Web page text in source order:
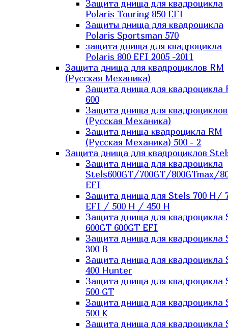
Защита днища для квадроцикла
Polaris Touring 850 EFI
Защиты днища для квадроцикла
Polaris Sportsman 570
защита днища для квадроцикла
Polaris 800 EFI 2005 -2011
Защита днища для квадроциклов RM
(Русская Механика)
Защита днища для квадроцикла
600
Защита днища для
(Русская Механика)
Защита днища квадроцикла RM
(Русская Механика) 500 - 2
Защита днища для квадроциклов
Защита днища для квадроцикла
Stels600GT/700GT/800GTmax/
EFI
Защита днища для Stels 700 H/
EFI / 500 H / 450 H
Защита днища для квадроцикла
600GT 600GT EFI
Защита днища для квадроцикла
300 B
Защита днища для квадроцикла
400 Hunter
Защита днища для квадроцикла
500 GT
Защита днища для квадроцикла
500 K
Защита днища для квадроцикла